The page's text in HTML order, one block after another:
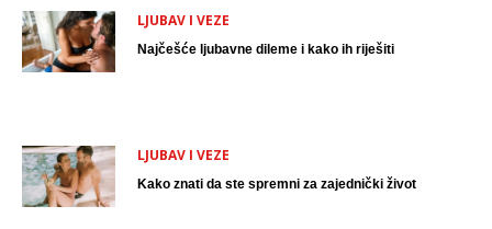
LJUBAV I VEZE
Najčešće ljubavne dileme i kako ih riješiti
LJUBAV I VEZE
Kako znati da ste spremni za zajednički život